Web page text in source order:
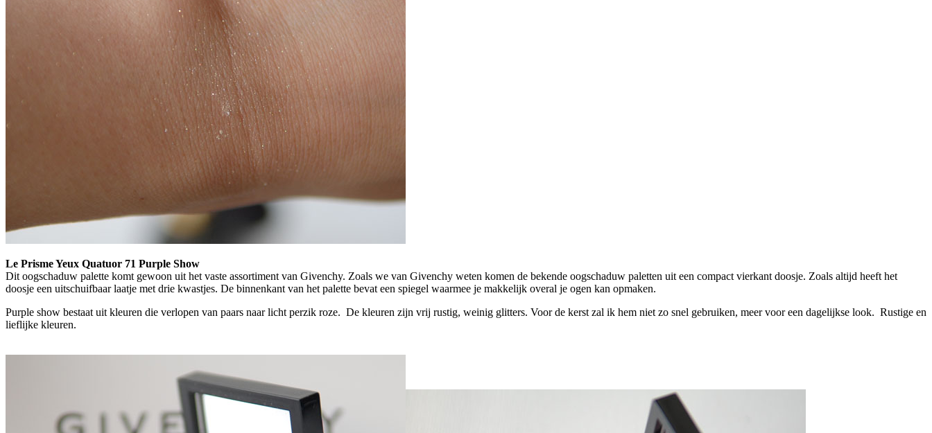
Le Prisme Yeux Quatuor 71 Purple Show
Dit oogschaduw palette komt gewoon uit het vaste assortiment van Givenchy. Zoals we van Givenchy weten komen de bekende oogschaduw paletten uit een compact vierkant doosje. Zoals altijd heeft het
doosje een uitschuifbaar laatje met drie kwastjes. De binnenkant van het palette bevat een spiegel waarmee je makkelijk overal je ogen kan opmaken.
Purple show bestaat uit kleuren die verlopen van paars naar licht perzik roze. De kleuren zijn vrij rustig, weinig glitters. Voor de kerst zal ik hem niet zo snel gebruiken, meer voor een dagelijkse look. Rustige en
lieflijke kleuren.